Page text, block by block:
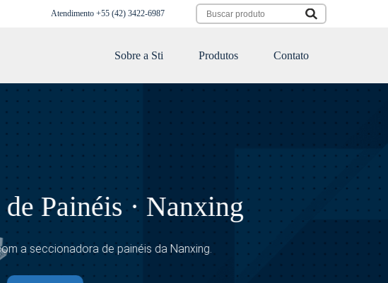
Atendimento +55 (42) 3422-6987‬
Sobre a Sti Produtos Contato
Nanxing
da Nanxing.